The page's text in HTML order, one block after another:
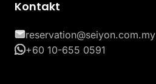
Kontakt
reservation@seiyon.com.my
+60 10-655 0591